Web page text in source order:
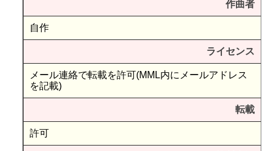
作曲者
自作
ライセンス
メール連絡で転載を許可(MML内にメールアドレス
を記載)
転載
許可